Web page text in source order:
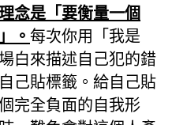
念是「要衡量一個
。 每次你用「我是
白來描述自己犯的錯
己貼標籤。給自己貼
完全負面的自我形